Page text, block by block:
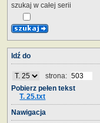
szukaj w całej serii
Idź do
strona:
Pobierz pełen tekst
T. 25.txt
Nawigacja